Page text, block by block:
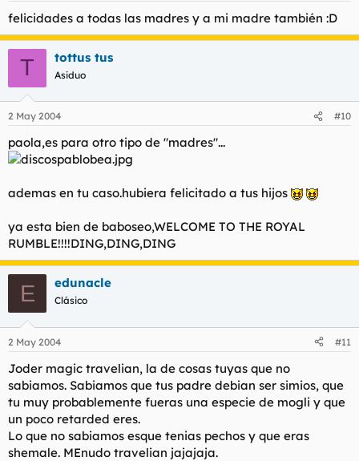
felicidades a todas las madres y a mi madre también :D
T tottus tus
Asiduo
2 May 2004 #10
paola,es para otro tipo de "madres"...
ademas en tu caso.hubiera felicitado a tus hijos
ya esta bien de baboseo,WELCOME TO THE ROYAL
RUMBLE!!!!DING,DING,DING
E edunacle
Clásico
2 May 2004 #11
Joder magic travelian, la de cosas tuyas que no
sabiamos. Sabiamos que tus padre debian ser simios, que
tu muy probablemente fueras una especie de mogli y que
un poco retarded eres.
Lo que no sabiamos esque tenias pechos y que eras
shemale. MEnudo travelian jajajaja.